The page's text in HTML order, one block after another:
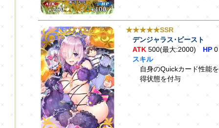
★★★★★SSR
デンジャラス･ビースト
ATK 500(最大:2000) HP 0
スキル
自身のQuickカード性能
得状態を付与